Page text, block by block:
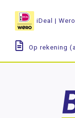
iDeal | Wero
Op rekening